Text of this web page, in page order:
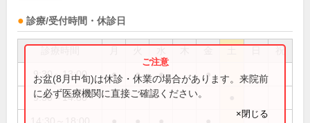
診療/受付時間・休診日
祝
9:30～13:00 ● ● ● ●
9:30～14:30
お盆(8月中旬)は休診・休業の場合があります。来院前
に必ず医療機関に直接ご確認ください。
×閉じる